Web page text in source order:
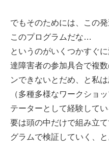
でもそのためには、この
このプログラムだな…
というのがいくつかすぐ
達障害者の参加具合で複
ンできないとだめ、と私は
（多種多様なワークショ
テーターとして経験してい
要は頭の中だけで組み立
グラムで検証していく、と